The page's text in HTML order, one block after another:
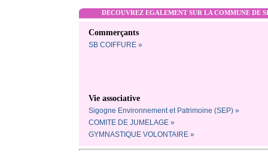
DECOUVREZ EGALEMENT SUR LA COMMUNE DE
Commerçants
SB COIFFURE »
Vie associative
Sigogne Environnement et Patrimoine (SEP) »
COMITE DE JUMELAGE »
GYMNASTIQUE VOLONTAIRE »